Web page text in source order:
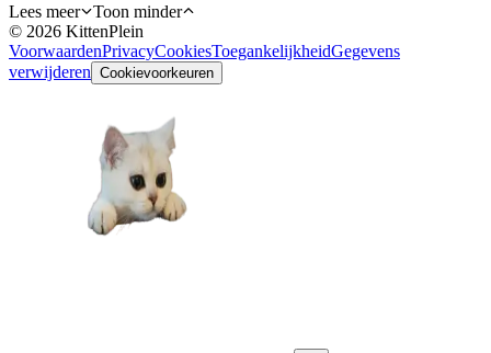
Lees meer
Toon minder
© 2026 KittenPlein
VoorwaardenPrivacyCookiesToegankelijkheidGegevens
verwijderen Cookievoorkeuren